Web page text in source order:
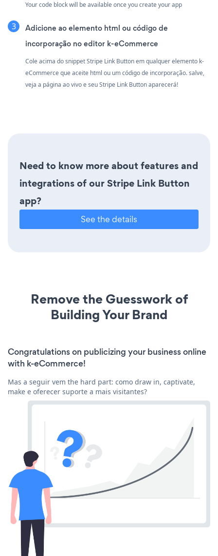
Your code block will be available once you create your app
Adicione ao elemento html ou código de
incorporação no editor k-eCommerce
Cole acima do snippet Stripe Link Button em qualquer elemento k-
eCommerce que aceite html ou um código de incorporação. salve,
veja a página ao vivo e seu Stripe Link Button aparecerá!
Need to know more about features and
integrations of our Stripe Link Button
app?
See the details
Remove the Guesswork of
Building Your Brand
Congratulations on publicizing your business online
with k-eCommerce!
Mas a seguir vem the hard part: como draw in, captivate,
make e oferecer suporte a mais visitantes?